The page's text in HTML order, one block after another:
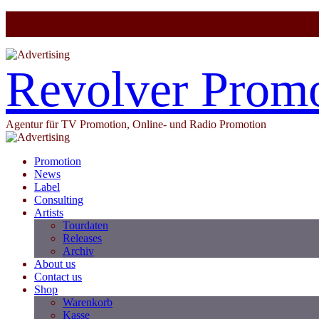
Revolver
Agentur für TV Promotion, Online- und Radio Promotion
Promotion
News
Label
Consulting
Artists
Tourdaten
Releases
Archiv
About us
Contact us
Shop
Warenkorb
Kasse